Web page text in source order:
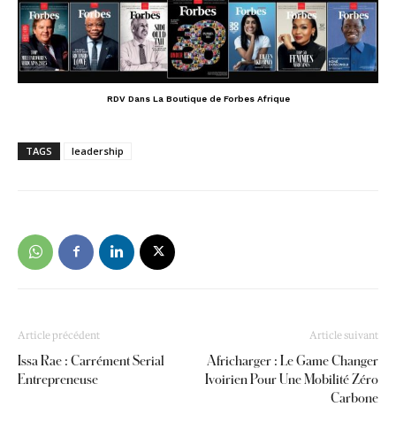
RDV Dans La Boutique de Forbes Afrique
TAGS leadership
Article précédent
Issa Rae : Carrément Serial
Entrepreneuse
Article suivant
Africharger : Le Game Changer
Ivoirien Pour Une Mobilité Zéro
Carbone